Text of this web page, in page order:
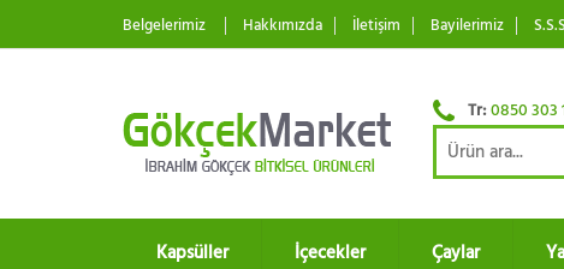
Belgelerimiz Hakkımızda İletişim Bayilerimiz S.S.S
Tr:0850 303
Kapsüller İçecekler Çaylar